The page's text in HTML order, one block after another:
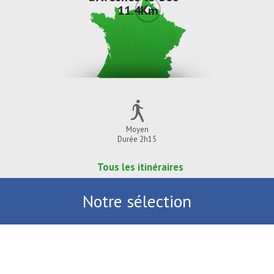
11.4Km
Moyen
Durée 2h15
Tous les itinéraires
Notre sélection